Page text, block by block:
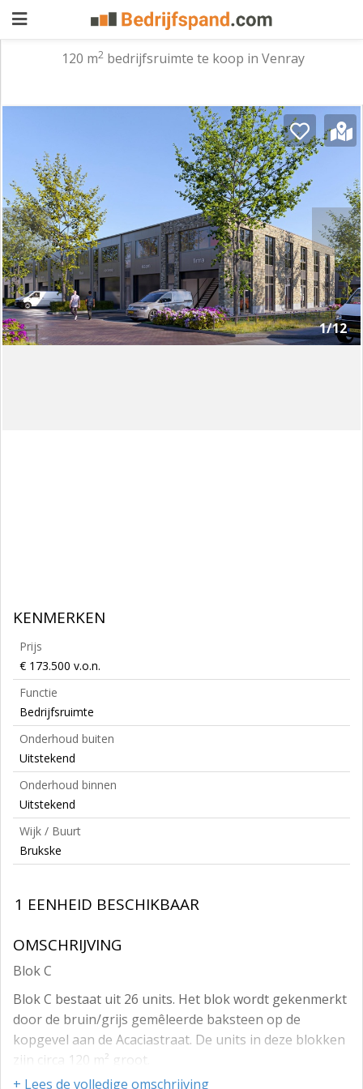
zoeken
Waarom
adverteren
Premium
adverteren
Blog
Registreren
Login
120 m2 bedrijfsruimte te koop in Venray
1/12
KENMERKEN
Prijs
€ 173.500 v.o.n.
Functie
Bedrijfsruimte
Onderhoud buiten
Uitstekend
Onderhoud binnen
Uitstekend
Wijk / Buurt
Brukske
1 EENHEID BESCHIKBAAR
OMSCHRIJVING
Blok C
Blok C bestaat uit 26 units. Het blok wordt gekenmerkt
door de bruin/grijs gemêleerde baksteen op de
kopgevel aan de Acaciastraat. De units in deze blokken
zijn circa 120 m² groot.
+ Lees de volledige omschrijving